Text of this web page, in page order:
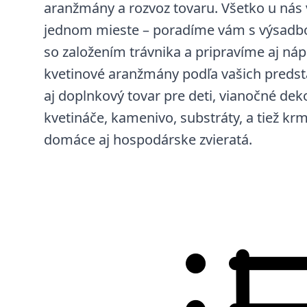
aranžmány a rozvoz tovaru. Všetko u
jednom mieste – poradíme vám s
so založením trávnika a pripravíme aj
kvetinové aranžmány podľa vašich
aj doplnkový tovar pre deti, vianočné
kvetináče, kamenivo, substráty, a tiež
domáce aj hospodárske zvieratá.